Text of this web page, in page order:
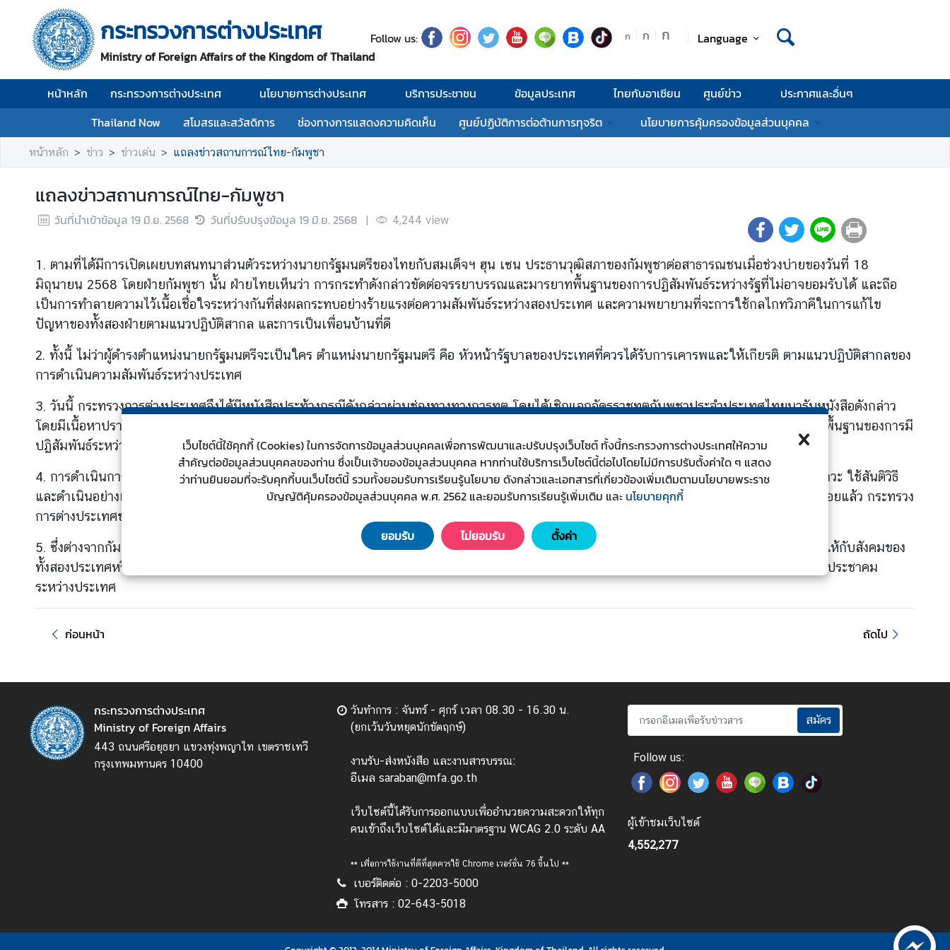
กระทรวงการต่างประเทศ
Ministry of Foreign Affairs of the Kingdom of Thailand
Follow us: ก ก ก Language
หน้าหลัก กระทรวงการต่างประเทศ นโยบายการต่างประเทศ บริการประชาชน ข้อมูลประเทศ ไทยกับอาเซียน ศูนย์ข่าว
ประกาศและอื่นๆ
Thailand Now
สโมสรและสวัสดิการ ช่องทางการแสดงความคิดเห็น ศูนย์ปฏิบัติการต่อต้านการทุจริต นโยบายการคุ้มครองข้อมูลส่วนบุคคล
ห
น้
า
ก
ก
ะ
ท
ร
ง
ก
า
ร
ต่
า
ง
ป
ร
ะ
ท
น
ย
บ
า
ย
ก
า
ป
ร
ะ
ป
หน้าหลัก ข่าว ข่าวเด่น แถลงข่าวสถานการณ์ไทย-กัมพูชา
แถลงข่าวสถานการณ์ไทย-กัมพูชา
วันที่นำเข้าข้อมูล 19 มิ.ย. 2568 วันที่ปรับปรุงข้อมูล 19 มิ.ย. 2568 | 4,244 view
1. ตามที่ได้มีการเปิดเผยบทสนทนาส่วนตัวระหว่างนายกรัฐมนตรีของไทยกับสมเด็จฯ ฮุน เซน ประธานวุฒิสภาของกัมพูชาต่อสาธารณชนเมื่อช่วงบ่ายของวันที่ 18
มิถุนายน 2568 โดยฝ่ายกัมพูชา นั้น ฝ่ายไทยเห็นว่า การกระทำดังกล่าวขัดต่อจรรยาบรรณและมารยาทพื้นฐานของการปฏิสัมพันธ์ระหว่างรัฐที่ไม่อาจยอมรับได้ และถือ
เป็นการทำลายความไว้เนื้อเชื่อใจระหว่างกันที่ส่งผลกระทบอย่างร้ายแรงต่อความสัมพันธ์ระหว่างสองประเทศ และความพยายามที่จะการใช้กลไกทวิภาคีในการแก้ไข
ปัญหาของทั้งสองฝ่ายตามแนวปฏิบัติสากล และการเป็นเพื่อนบ้านที่ดี
2. ทั้งนี้ ไม่ว่าผู้ดำรงตำแหน่งนายกรัฐมนตรีจะเป็นใคร ตำแหน่งนายกรัฐมนตรี คือ หัวหน้ารัฐบาลของประเทศที่ควรได้รับการเคารพและให้เกียรติ ตามแนวปฏิบัติสากลของ
การดำเนินความสัมพันธ์ระหว่างประเทศ
3. วันนี้ กระทรวงการต่างประเทศจึงได้มีหนังสือประท้วงกรณีดังกล่าวผ่านช่องทางทางการทูต โดยได้เชิญเอกอัครราชทูตกัมพูชาประจำประเทศไทยมารับหนังสือดังกล่าว
โดยมีเนื้อหาปรากฏอยู่บนจอและที่จะเปิดเผยต่อสาธารณชน เพื่อแจ้งว่า การกระทำข้างต้นของฝ่ายกัมพูชาเป็นสิ่งที่ไม่สามารถยอมรับได้ ถือว่าผิดมารยาทพื้นฐานของการมี
ปฏิสัมพันธ์ระหว่างรัฐ และเป็นการทำลายความไว้เนื้อเชื่อใจระหว่างประเทศเพื่อนบ้านอย่างร้ายแรง
4. การดำเนินการของฝ่ายไทยซึ่งรวมถึงการตอบโต้ดังกล่าวเป็นไปตามแนวปฏิบัติทางการทูต กระทำโดยใช้วิจารณญาณ มีความรอบคอบ โปร่งใส มีวุฒิภาวะ ใช้สันติวิธี
และดำเนินอย่างเป็นทางการ ทั้งนี้ รัฐบาลไทยโดยกระทรวงการต่างประเทศได้ประสานกับหน่วยงานที่เกี่ยวข้องในการดูแลคนไทยที่อยู่ในกัมพูชาไว้เรียบร้อยแล้ว กระทรวง
การต่างประเทศขอย้ำอีกครั้งว่า เรื่องนี้เป็นการดำเนินการทางการทูตซึ่งเป็นเรื่องระหว่างรัฐบาลทั้งสองฝ่าย ไม่ใช่ปัญหาระหว่างประชาชนสองประเทศ
5. ซึ่งต่างจากกัมพูชาที่ใช้การสื่อสารผ่านสื่อสังคมออนไลน์หรือ Social Media โดยมุ่งหวังเพื่อปลุกระดมความนิยมจากประชาชน และสร้างความแตกแยกให้กับสังคมของ
ทั้งสองประเทศหรือของประเทศอื่น ซึ่งแสดงถึงการไม่เคารพหลักการเป็นเพื่อนบ้านที่ดี และการกระทำเช่นนี้ไม่ควรได้รับการยอมรับและความไว้วางใจจากประชาคม
ระหว่างประเทศ
ก่อนหน้า ถัดไป
กระทรวงการต่างประเทศ
Ministry of Foreign Affairs
443 ถนนศรีอยุธยา แขวงทุ่งพญาไท เขตราชเทวี
กรุงเทพมหานคร 10400
วันทำการ : จันทร์ - ศุกร์ เวลา 08.30 - 16.30 น.
(ยกเว้นวันหยุดนักขัตฤกษ์)
งานรับ-ส่งหนังสือ และงานสารบรรณ:
อีเมล saraban@mfa.go.th
เว็บไซต์นี้ได้รับการออกแบบเพื่ออำนวยความสะดวกให้ทุก
คนเข้าถึงเว็บไซต์ได้และมีมาตรฐาน WCAG 2.0 ระดับ AA
** เพื่อการใช้งานที่ดีที่สุดควรใช้ Chrome เวอร์ชั่น 76 ขึ้นไป **
เบอร์ติดต่อ : 0-2203-5000
โทรสาร : 02-643-5018
สมัคร
Follow us:
ผู้เข้าชมเว็บไซต์
4,552,277
เว็บไซต์นี้ใช้คุกกี้ (Cookies) ในการจัดการข้อมูลส่วนบุคคลเพื่อการพัฒนาและปรับปรุงเว็บไซต์ ทั้งนี้กระทรวงการต่างประเทศให้ความ
สำคัญต่อข้อมูลส่วนบุคคลของท่าน ซึ่งเป็นเจ้าของข้อมูลส่วนบุคคล หากท่านใช้บริการเว็บไซต์นี้ต่อไปโดยไม่มีการปรับตั้งค่าใด ๆ แสดง
ว่าท่านยินยอมที่จะรับคุกกี้บนเว็บไซต์นี้ รวมทั้งยอมรับการเรียนรู้นโยบาย ดังกล่าวและเอกสารที่เกี่ยวข้องเพิ่มเติมตามนโยบายพระราช
บัญญัติคุ้มครองข้อมูลส่วนบุคคล พ.ศ. 2562 และยอมรับการเรียนรู้เพิ่มเติม และ นโยบายคุกกี้
ยอมรับ ไม่ยอมรับ ตั้งค่า